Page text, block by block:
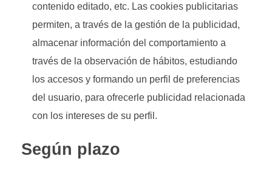
contenido editado, etc. Las cookies publicitarias
permiten, a través de la gestión de la publicidad,
almacenar información del comportamiento a
través de la observación de hábitos, estudiando
los accesos y formando un perfil de preferencias
del usuario, para ofrecerle publicidad relacionada
con los intereses de su perfil.
Según plazo